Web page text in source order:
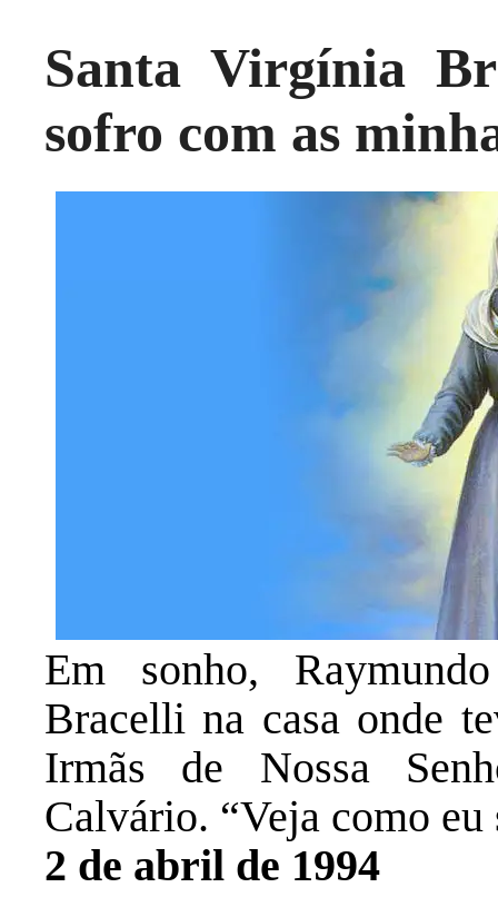
Santa Virgínia
sofro com as
Em sonho,
Bracelli na casa onde
Irmãs de Nossa
Calvário. “Veja como
2 de abril de 1994